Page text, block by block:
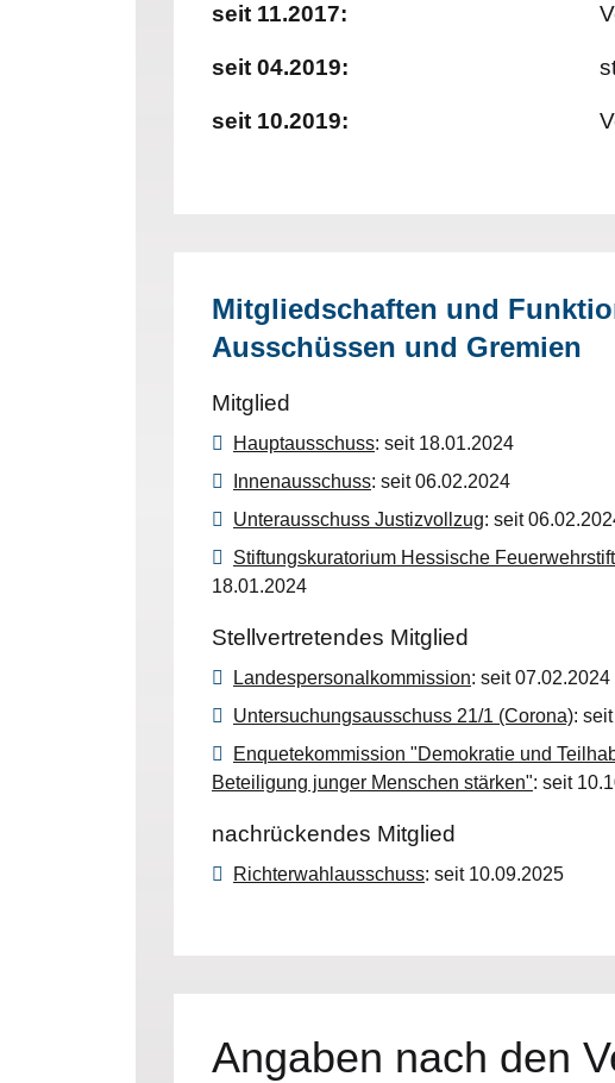
seit 11.2017:
seit 04.2019:
seit 10.2019:
Mitgliedschaften und
Ausschüssen und Gremien
Mitglied
Hauptausschuss: seit 18.01.2024
Innenausschuss: seit 06.02.2024
Unterausschuss Justizvollzug: seit
Stiftungskuratorium Hessische
18.01.2024
Stellvertretendes Mitglied
Landespersonalkommission: seit 07.02.2024
Untersuchungsausschuss 21/1 (Corona):
Enquetekommission "Demokratie und
Beteiligung junger Menschen stärken": seit
nachrückendes Mitglied
Richterwahlausschuss: seit 10.09.2025
Angaben nach den